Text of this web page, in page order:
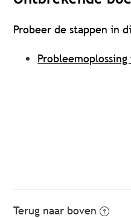
Probeer de stappen in
Terug naar boven